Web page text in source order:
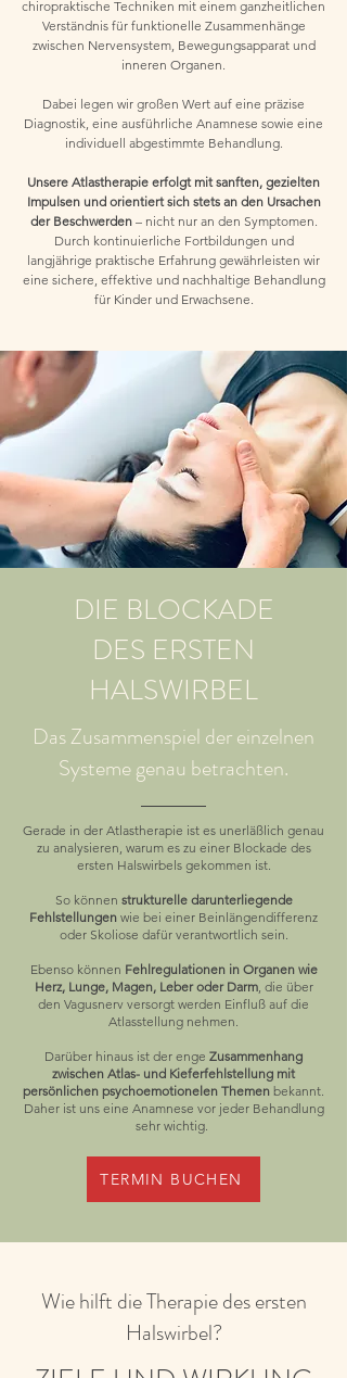
chiropraktische Techniken mit einem ganzheitlichen
Verständnis für funktionelle Zusammenhänge
zwischen Nervensystem, Bewegungsapparat und
inneren Organen.
Dabei legen wir großen Wert auf eine präzise
Diagnostik, eine ausführliche Anamnese sowie eine
individuell abgestimmte Behandlung.
Unsere Atlastherapie erfolgt mit sanften, gezielten
Impulsen und orientiert sich stets an den Ursachen
der Beschwerden– nicht nur an den Symptomen.
Durch kontinuierliche Fortbildungen und
langjährige praktische Erfahrung gewährleisten wir
eine sichere, effektive und nachhaltige Behandlung
für Kinder und Erwachsene.
DIE BLOCKADE
DES ERSTEN
HALSWIRBEL
Das Zusammenspiel der einzelnen
Systeme genau betrachten.
Gerade in der Atlastherapie ist es unerläßlich genau
zu analysieren, warum es zu einer Blockade des
ersten Halswirbels gekommen ist.
So können strukturelle darunterliegende
Fehlstellungen wie bei einer Beinlängendifferenz
oder Skoliose dafür verantwortlich sein.
Ebenso können Fehlregulationen in Organen wie
Herz, Lunge, Magen, Leber oder Darm, die über
den Vagusnerv versorgt werden Einfluß auf die
Atlasstellung nehmen.
Darüber hinaus ist der enge Zusammenhang
zwischen Atlas- und Kieferfehlstellung mit
persönlichen psychoemotionelen Themen bekannt.
Daher ist uns eine Anamnese vor jeder Behandlung
sehr wichtig.
TERMIN BUCHEN
Wie hilft die Therapie des ersten
Halswirbel?